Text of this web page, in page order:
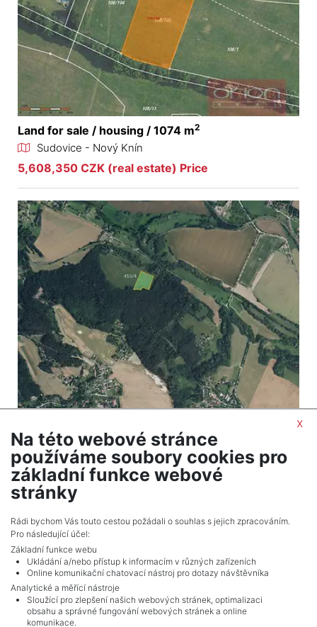
Land for sale / housing / 1074 m2
Sudovice - Nový Knín
5,608,350 CZK (real estate) Price
Land for sale / meadow / 12477 m2
Libunec - Libuň
486,603 CZK (real estate) Price
Adverts total1.
x
Na této webové stránce
používáme soubory cookies pro
základní funkce webové
stránky
Rádi bychom Vás touto cestou požádali o souhlas s jejich zpracováním.
Pro následující účel:
Základní funkce webu
Ukládání a/nebo přístup k informacím v různých zařízeních
Online komunikační chatovací nástroj pro dotazy návštěvníka
Analytické a měřící nástroje
Sloužící pro zlepšení našich webových stránek, optimalizaci
obsahu a správné fungování webových stránek a online
komunikace.